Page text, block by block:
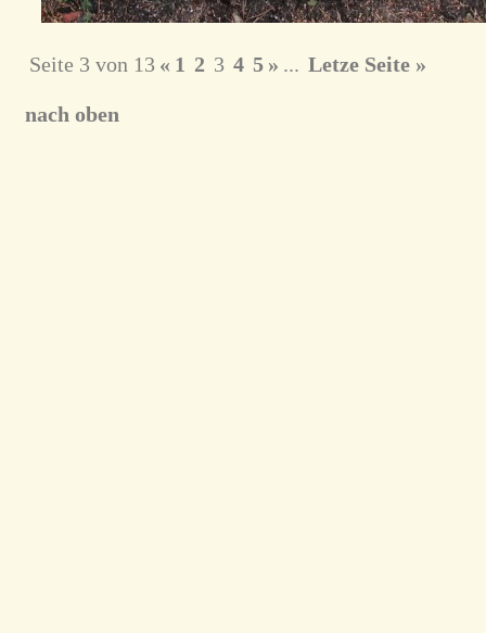
Seite 3 von 13 « 1 2 3 4 5 » ... Letze Seite »
nach oben